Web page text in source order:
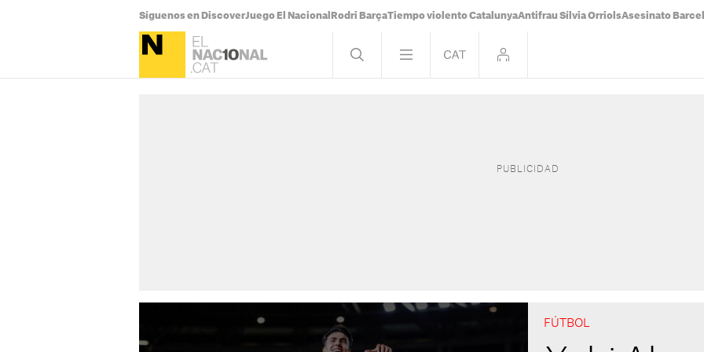
Síguenos en DiscoverJuego El Nacional Rodri BarçaTiempo violento CatalunyaAntifrau Sílvia OrriolsAsesinato
FÚTBOL